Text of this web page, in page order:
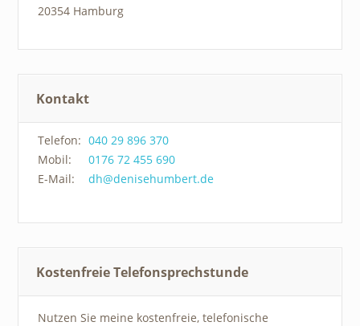
20354 Hamburg
Kontakt
Telefon: 040 29 896 370
Mobil:
0176 72 455 690
E-Mail:
dh@denisehumbert.de
Kostenfreie Telefonsprechstunde
Nutzen Sie meine kostenfreie, telefonische